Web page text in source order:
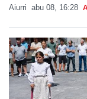
Aiurri abu 08, 16:28